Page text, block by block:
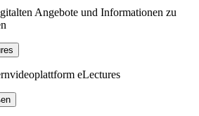
Angebote und Informationen zu
eLectures